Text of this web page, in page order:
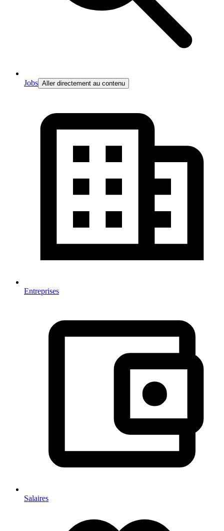
Jobs Aller directement au contenu
Entreprises
Salaires